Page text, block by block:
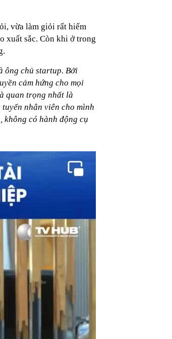
vừa làm giỏi rất hiếm
xuất sắc. Còn khi ở trong
ông chủ startup. Bởi
cảm hứng cho mọi
quan trọng nhất là
nhân viên cho mình
không có hành động cụ